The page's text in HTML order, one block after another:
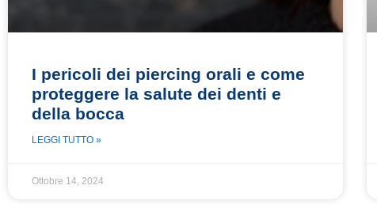
I pericoli dei piercing orali e come
proteggere la salute dei denti e
della bocca
LEGGI TUTTO »
Ottobre 14, 2024